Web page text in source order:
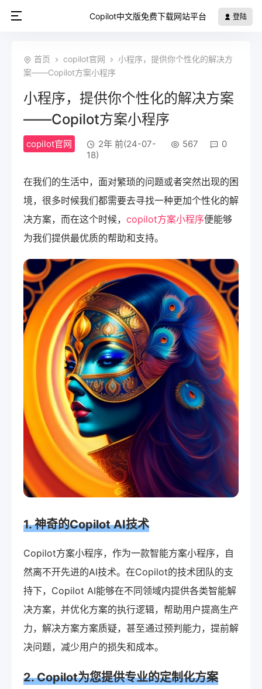
Copilot中文版免费下载网站平台 登陆
首页 copilot官网
小程序，提供你个性化的解决方
案——Copilot方案小程序
小程序，提供你个性化的解决方案
——Copilot方案小程序
copilot官网
2年 前(24-07-
18)
567 0
在我们的生活中，面对繁琐的问题或者突然出现的困
境，很多时候我们都需要去寻找一种更加个性化的解
决方案，而在这个时候， copilot方案小程序便能够
为我们提供最优质的帮助和支持。
1. 神奇的Copilot AI技术
Copilot方案小程序，作为一款智能方案小程序，自
然离不开先进的AI技术。在Copilot的技术团队的支
持下，Copilot AI能够在不同领域内提供各类智能解
决方案，并优化方案的执行逻辑，帮助用户提高生产
力，解决方案方案质疑，甚至通过预判能力，提前解
决问题，减少用户的损失和成本。
2. Copilot为您提供专业的定制化方案